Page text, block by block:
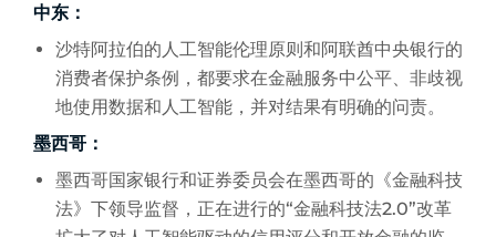
中东：
沙特阿拉伯的人工智能伦理原则和阿联酋中央银行的
消费者保护条例，都要求在金融服务中公平、非歧视
地使用数据和人工智能，并对结果有明确的问责。
墨西哥：
墨西哥国家银行和证券委员会在墨西哥的《金融科技
法》下领导监督，正在进行的“金融科技法2.0”改革